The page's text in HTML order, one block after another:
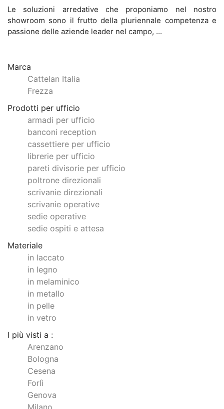
Marca
Cattelan Italia
Frezza
Prodotti per ufficio
armadi per ufficio
banconi reception
cassettiere per ufficio
librerie per ufficio
pareti divisorie per ufficio
poltrone direzionali
scrivanie direzionali
scrivanie operative
sedie operative
sedie ospiti e attesa
Materiale
in laccato
in legno
in melaminico
in metallo
in pelle
in vetro
I più visti a :
Arenzano
Bologna
Cesena
Forlì
Genova
Milano
Le soluzioni arredative che proponiamo nel nostro
showroom sono il frutto della pluriennale competenza e
passione delle aziende leader nel campo, ...